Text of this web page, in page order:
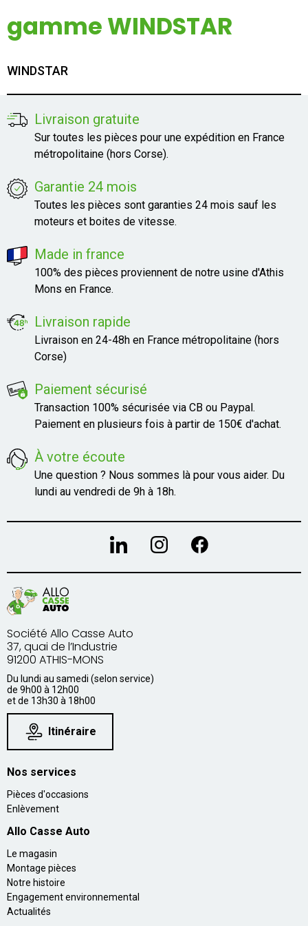
gamme WINDSTAR
WINDSTAR
Livraison gratuite
Sur toutes les pièces pour une expédition en France
métropolitaine (hors Corse).
Garantie 24 mois
Toutes les pièces sont garanties 24 mois sauf les
moteurs et boites de vitesse.
Made in france
100% des pièces proviennent de notre usine d'Athis
Mons en France.
Livraison rapide
Livraison en 24-48h en France métropolitaine (hors
Corse)
Paiement sécurisé
Transaction 100% sécurisée via CB ou Paypal.
Paiement en plusieurs fois à partir de 150€ d'achat.
À votre écoute
Une question ? Nous sommes là pour vous aider. Du
lundi au vendredi de 9h à 18h.
Société Allo Casse Auto
37, quai de l’Industrie
91200 ATHIS-MONS
Du lundi au samedi (selon service)
de 9h00 à 12h00
et de 13h30 à 18h00
Itinéraire
Nos services
Pièces d'occasions
Enlèvement
Allo Casse Auto
Le magasin
Montage pièces
Notre histoire
Engagement environnemental
Actualités